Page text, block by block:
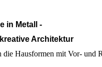
in Metall -
Architektur
die Hausformen mit Vor- und